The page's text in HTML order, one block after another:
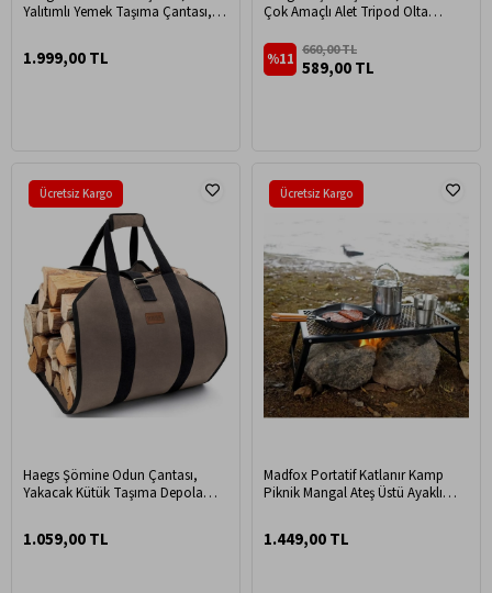
Yalıtımlı Yemek Taşıma Çantası,
1.999,00 TL
Çok Amaçlı Alet Tripod Olta
Kamp Malzemeleri Saklama
Çantası, 35L (115 x 18 x 18 cm)
Siyah
589,00 TL
660,00 TL
%11
Haegs Şömine Odun Çantası,
Yakacak Kütük Taşıma Depolama
1.059,00 TL
Ücretsiz Kargo
Madfox Portatif Katlanır Kamp
Piknik Mangal Ateş Üstü Ayaklı
1.449,00 TL
Ücretsiz Kargo